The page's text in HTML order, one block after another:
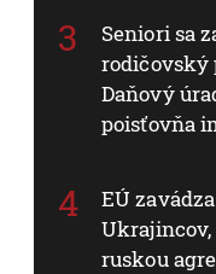
Seniori sa
rodičovský
Daňový
poisťovňa
EÚ
ruskou